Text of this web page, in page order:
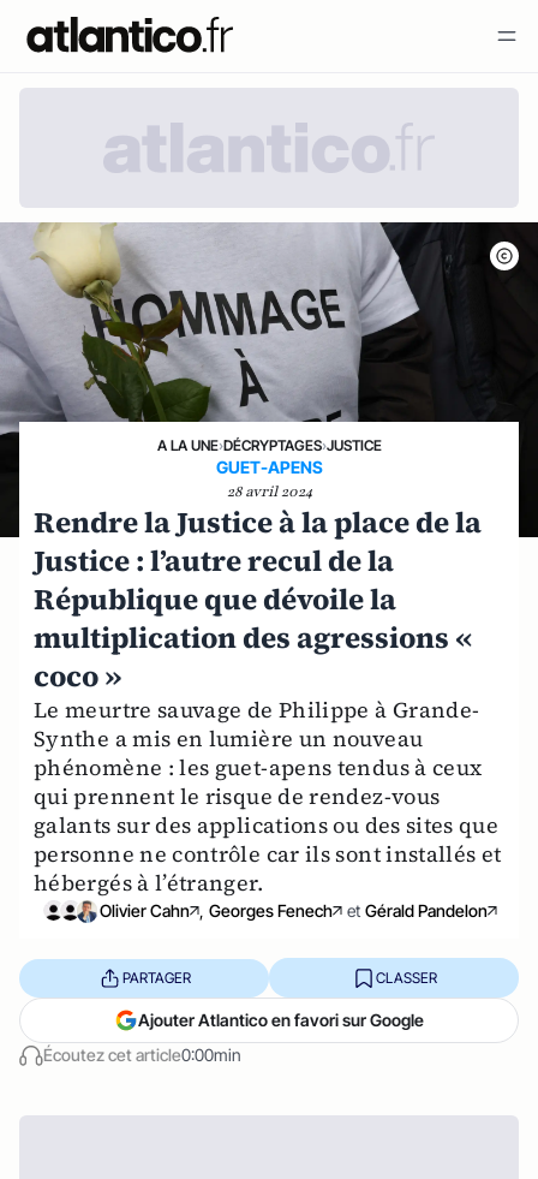
A LA UNE›DÉCRYPTAGES›JUSTICE
GUET-APENS
28 avril 2024
Rendre la Justice à la place de la
Justice : l’autre recul de la
République que dévoile la
multiplication des agressions «
coco »
Le meurtre sauvage de Philippe à Grande-
Synthe a mis en lumière un nouveau
phénomène : les guet-apens tendus à ceux
qui prennent le risque de rendez-vous
galants sur des applications ou des sites que
personne ne contrôle car ils sont installés et
hébergés à l’étranger.
Olivier Cahn , Georges Fenech et Gérald Pandelon
Écoutez cet article0:00min
PARTAGER CLASSER
Ajouter Atlantico en favori sur Google